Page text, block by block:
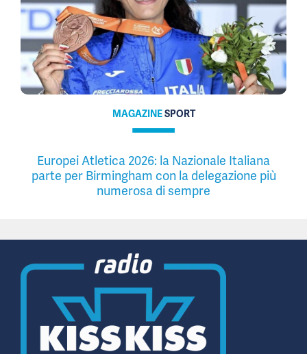
MAGAZINESPORT
Europei Atletica 2026: la Nazionale Italiana
parte per Birmingham con la delegazione più
numerosa di sempre